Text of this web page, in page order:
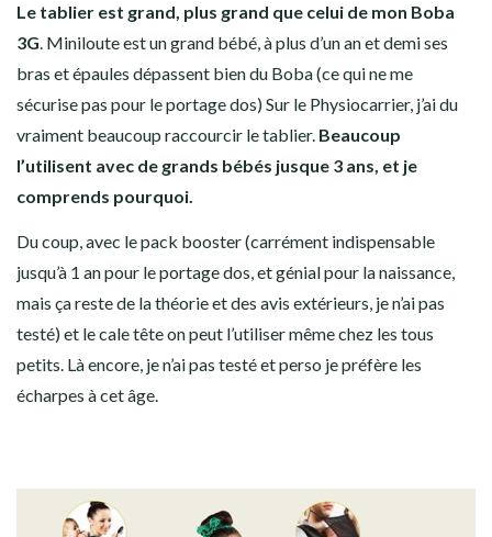
Le tablier est grand, plus grand que celui de mon Boba
3G. Miniloute est un grand bébé, à plus d’un an et demi ses
bras et épaules dépassent bien du Boba (ce qui ne me
sécurise pas pour le portage dos) Sur le Physiocarrier, j’ai du
vraiment beaucoup raccourcir le tablier. Beaucoup
l’utilisent avec de grands bébés jusque 3 ans, et je
comprends pourquoi.
Du coup, avec le pack booster (carrément indispensable
jusqu’à 1 an pour le portage dos, et génial pour la naissance,
mais ça reste de la théorie et des avis extérieurs, je n’ai pas
testé) et le cale tête on peut l’utiliser même chez les tous
petits. Là encore, je n’ai pas testé et perso je préfère les
écharpes à cet âge.